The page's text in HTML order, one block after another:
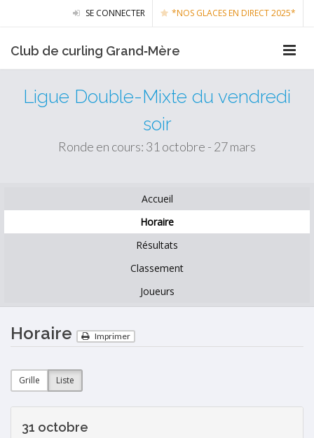
SE CONNECTER *NOS GLACES EN DIRECT 2025*
Club de curling Grand‑Mère
Ligue Double-Mixte du vendredi
soir
Ronde en cours: 31 octobre - 27 mars
Accueil
Horaire
Résultats
Classement
Joueurs
Horaire Imprimer
Grille Liste
31 octobre